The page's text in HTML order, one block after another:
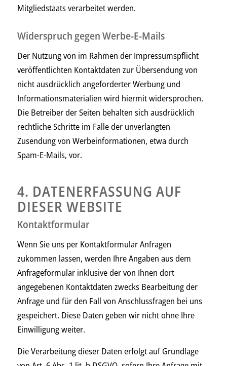
Mitgliedstaats verarbeitet werden.
Widerspruch gegen Werbe-E-Mails
Der Nutzung von im Rahmen der Impressumspflicht
veröffentlichten Kontaktdaten zur Übersendung von
nicht ausdrücklich angeforderter Werbung und
Informationsmaterialien wird hiermit widersprochen.
Die Betreiber der Seiten behalten sich ausdrücklich
rechtliche Schritte im Falle der unverlangten
Zusendung von Werbeinformationen, etwa durch
Spam-E-Mails, vor.
4. DATENERFASSUNG AUF
DIESER WEBSITE
Kontaktformular
Wenn Sie uns per Kontaktformular Anfragen
zukommen lassen, werden Ihre Angaben aus dem
Anfrageformular inklusive der von Ihnen dort
angegebenen Kontaktdaten zwecks Bearbeitung der
Anfrage und für den Fall von Anschlussfragen bei uns
gespeichert. Diese Daten geben wir nicht ohne Ihre
Einwilligung weiter.
Die Verarbeitung dieser Daten erfolgt auf Grundlage